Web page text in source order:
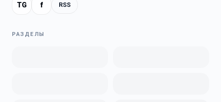
TG f RSS
РАЗДЕЛЫ